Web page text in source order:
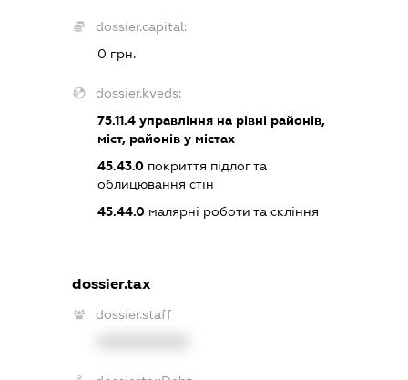
dossier.capital:
0 грн.
dossier.kveds:
75.11.4 управління на рівні районів,
міст, районів у містах
45.43.0 покриття підлог та
облицювання стін
45.44.0 малярні роботи та скління
dossier.tax
dossier.staff